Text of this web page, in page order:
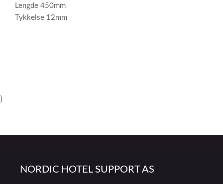
Lengde 450mm
Tykkelse 12mm
}
NORDIC HOTEL SUPPORT AS